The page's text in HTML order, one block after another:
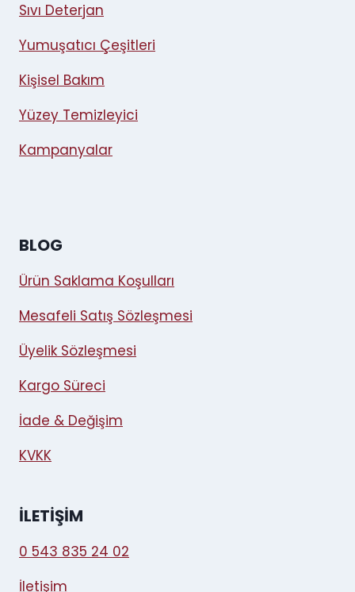
Sıvı Deterjan
Yumuşatıcı Çeşitleri
Kişisel Bakım
Yüzey Temizleyici
Kampanyalar
BLOG
Ürün Saklama Koşulları
Mesafeli Satış Sözleşmesi
Üyelik Sözleşmesi
Kargo Süreci
İade & Değişim
KVKK
İLETIŞIM
0 543 835 24 02
İletişim